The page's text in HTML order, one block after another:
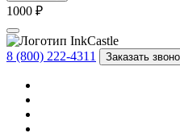
1000 ₽
8 (800) 222-4311 Заказать